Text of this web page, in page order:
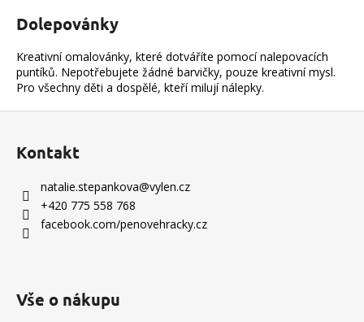
v
ý
p
i
Dolepovánky
Kreativní omalovánky, které dotváříte pomocí nalepovacích
puntíků. Nepotřebujete žádné barvičky, pouze kreativní mysl.
Pro všechny děti a dospělé, kteří milují nálepky.
Kontakt
natalie.stepankova@vylen.cz
+420 775 558 768
facebook.com/penovehracky.cz
Vše o nákupu